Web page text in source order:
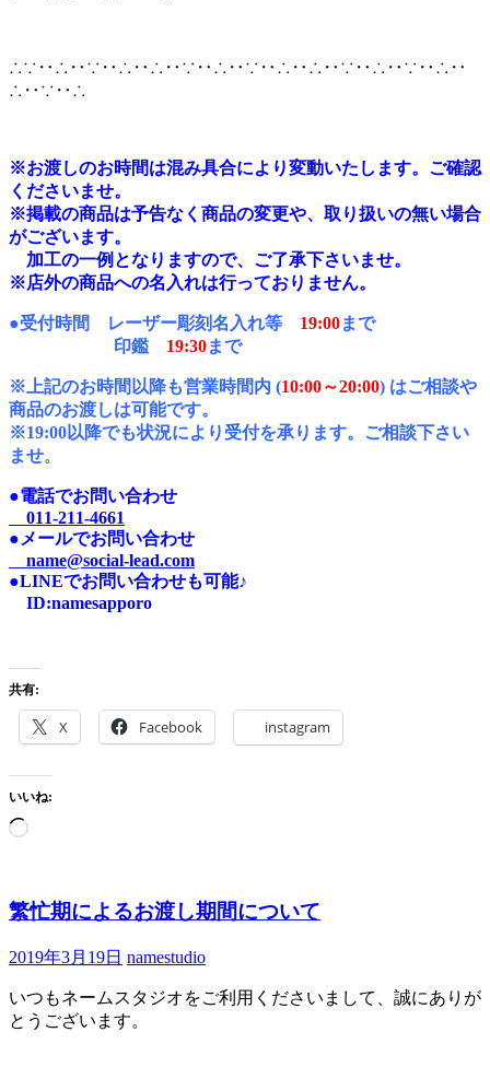
∴∵‥∴‥∵‥∴‥∴‥∵‥∴‥∵‥∴‥∴‥∵‥∴‥∵‥∴‥
∴‥∵‥∴
※お渡しのお時間は混み具合により変動いたします。ご確認
くださいませ。
※掲載の商品は予告なく商品の変更や、取り扱いの無い場合
がございます。
加工の一例となりますので、ご了承下さいませ。
※店外の商品への名入れは行っておりません。
●受付時間 レーザー彫刻名入れ等 19:00まで
印鑑 19:30まで
※上記のお時間以降も営業時間内 (10:00～20:00) はご相談や
商品のお渡しは可能です。
※19:00以降でも状況により受付を承ります。ご相談下さい
ませ。
●電話でお問い合わせ
011-211-4661
●メールでお問い合わせ
name@social-lead.com
●LINEでお問い合わせも可能♪
ID:namesapporo
共有:
X Facebook instagram
いいね:
繁忙期によるお渡し期間について
2019年3月19日 namestudio
いつもネームスタジオをご利用くださいまして、誠にありが
とうございます。